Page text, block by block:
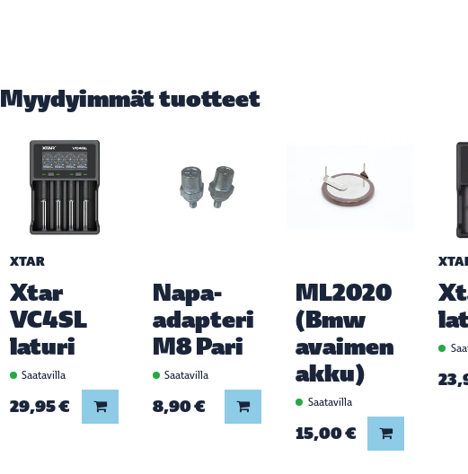
Myydyimmät tuotteet
XTAR
Xtar
VC4SL
laturi
Saatavilla
29,95 € Lisää koriin
Napa-
adapteri
M8 Pari
Saatavilla
8,90 € Lisää koriin
ML2020
(Bmw
avaimen
akku)
Saatavilla
15,00 € Lisää koriin